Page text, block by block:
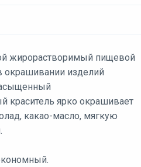
жирорастворимый пищевой
окрашивании изделий
краситель ярко окрашивает
какао-масло, мягкую